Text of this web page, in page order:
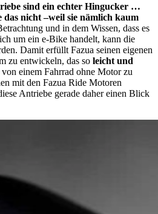
sind ein echter Hingucker …
das nicht –weil sie nämlich kaum
und in dem Wissen, dass es
um ein e-Bike handelt, kann die
Damit erfüllt Fazua seinen eigenen
zu entwickeln, das so leicht und
von einem Fahrrad ohne Motor zu
mit den Fazua Ride Motoren
Antriebe gerade daher einen Blick